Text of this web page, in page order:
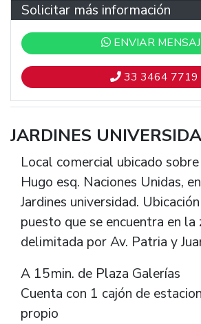
Solicitar más información
ENVIAR
33 3464 7719
JARDINES
Local comercial ubicado
Hugo esq. Naciones Unidas,
Jardines universidad.
puesto que se encuentra en la
delimitada por Av. Patria y
A 15min. de Plaza Galerías
Cuenta con 1 cajón de
propio